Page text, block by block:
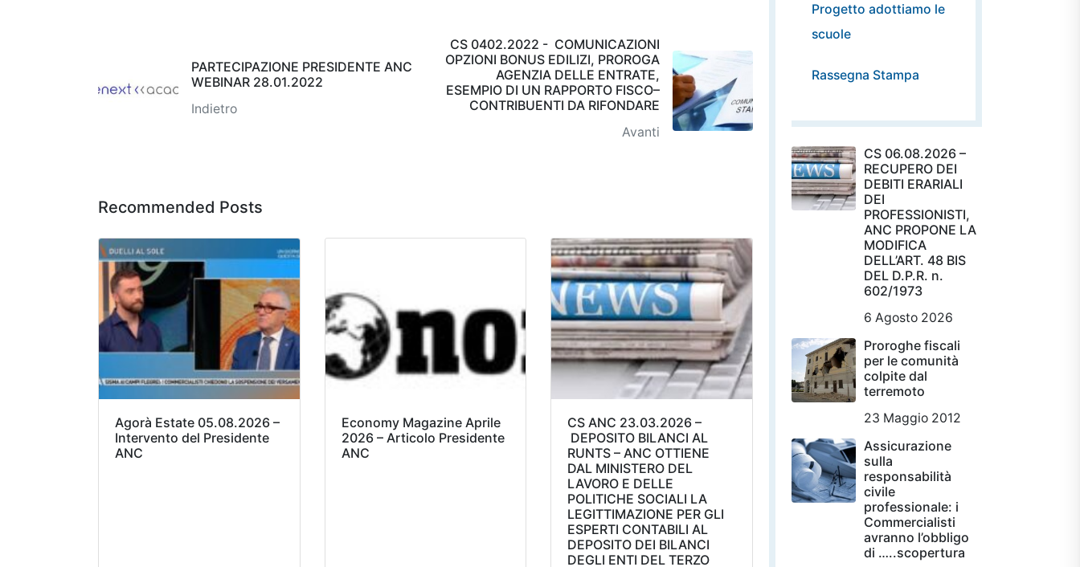
PARTECIPAZIONE PRESIDENTE ANC
WEBINAR 28.01.2022
Indietro
CS 0402.2022 - COMUNICAZIONI
OPZIONI BONUS EDILIZI, PROROGA
AGENZIA DELLE ENTRATE,
ESEMPIO DI UN RAPPORTO FISCO–
CONTRIBUENTI DA RIFONDARE
Avanti
Recommended Posts
Agorà Estate 05.08.2026 –
Intervento del Presidente
ANC
Economy Magazine Aprile
2026 – Articolo Presidente
ANC
CS ANC 23.03.2026 –
DEPOSITO BILANCI AL
RUNTS – ANC OTTIENE
DAL MINISTERO DEL
LAVORO E DELLE
POLITICHE SOCIALI LA
LEGITTIMAZIONE PER GLI
ESPERTI CONTABILI AL
DEPOSITO DEI BILANCI
DEGLI ENTI DEL TERZO
Progetto adottiamo le
scuole
Rassegna Stampa
CS 06.08.2026 –
RECUPERO DEI
DEBITI ERARIALI
DEI
PROFESSIONISTI,
ANC PROPONE LA
MODIFICA
DELL’ART. 48 BIS
DEL D.P.R. n.
602/1973
6 Agosto 2026
Proroghe fiscali
per le comunità
colpite dal
terremoto
23 Maggio 2012
Assicurazione
sulla
responsabilità
civile
professionale: i
Commercialisti
avranno l’obbligo
di …..scopertura